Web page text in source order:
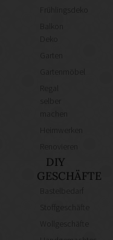
Frühlingsdeko
Balkon
Deko
Garten
Gartenmöbel
Regal
Heimwerken
DIY
GESCHÄFTE
Bastelbedarf
Stoffgeschäfte
Wollgeschäfte